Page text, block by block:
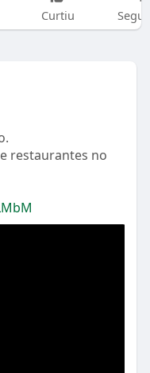
Curtiu
restaurantes no